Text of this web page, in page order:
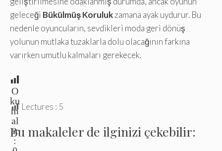
geleceği Bükülmüş Korulukzamana ayak uydurur. Bu
nedenle oyuncuların, sevdikleri moda geri dönüş
yolunun mutlaka tuzaklarla dolu olacağının farkına
varırken umutlu kalmaları gerekecek.
O
ku
m
al
ar
:
0
Lectures : 5
Bu makaleler de ilginizi çekebilir: